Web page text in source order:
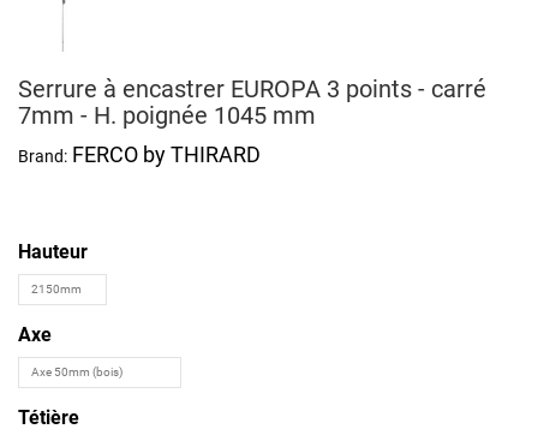
Serrure à encastrer EUROPA 3 points - carré
7mm - H. poignée 1045 mm
Brand: FERCO by THIRARD
Hauteur
Axe
Tétière